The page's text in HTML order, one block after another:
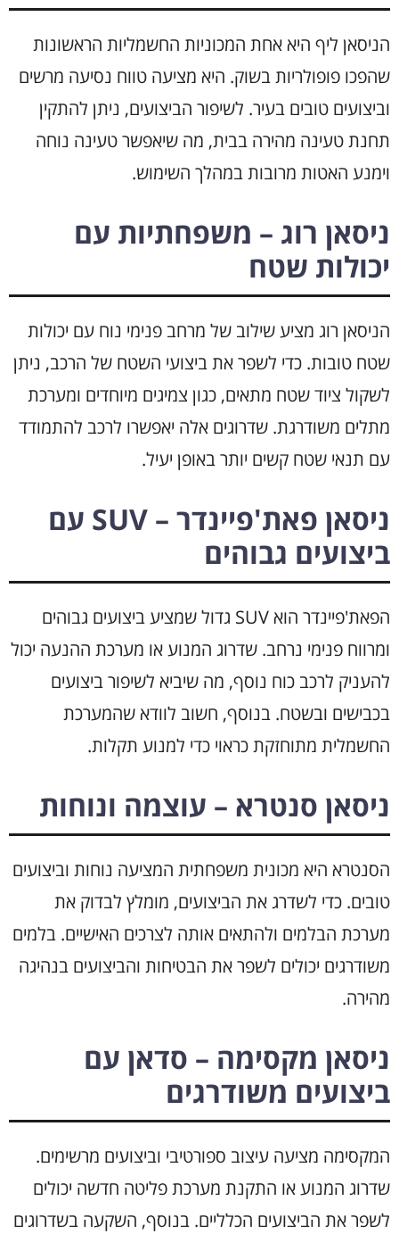
הניסאן ליף היא אחת המכוניות החשמליות הראשונות
שהפכו פופולריות בשוק. היא מציעה טווח נסיעה מרשים
וביצועים טובים בעיר. לשיפור הביצועים, ניתן להתקין
תחנת טעינה מהירה בבית, מה שיאפשר טעינה נוחה
וימנע האטות מרובות במהלך השימוש.
ניסאן רוג – משפחתיות עם
יכולות שטח
הניסאן רוג מציע שילוב של מרחב פנימי נוח עם יכולות
שטח טובות. כדי לשפר את ביצועי השטח של הרכב, ניתן
לשקול ציוד שטח מתאים, כגון צמיגים מיוחדים ומערכת
מתלים משודרגת. שדרוגים אלה יאפשרו לרכב להתמודד
עם תנאי שטח קשים יותר באופן יעיל.
ניסאן פאת'פיינדר – SUV עם
ביצועים גבוהים
הפאת'פיינדר הוא SUV גדול שמציע ביצועים גבוהים
ומרווח פנימי נרחב. שדרוג המנוע או מערכת ההנעה יכול
להעניק לרכב כוח נוסף, מה שיביא לשיפור ביצועים
בכבישים ובשטח. בנוסף, חשוב לוודא שהמערכת
החשמלית מתוחזקת כראוי כדי למנוע תקלות.
ניסאן סנטרא – עוצמה ונוחות
הסנטרא היא מכונית משפחתית המציעה נוחות וביצועים
טובים. כדי לשדרג את הביצועים, מומלץ לבדוק את
מערכת הבלמים ולהתאים אותה לצרכים האישיים. בלמים
משודרגים יכולים לשפר את הבטיחות והביצועים בנהיגה
מהירה.
ניסאן מקסימה – סדאן עם
ביצועים משודרגים
המקסימה מציעה עיצוב ספורטיבי וביצועים מרשימים.
שדרוג המנוע או התקנת מערכת פליטה חדשה יכולים
לשפר את הביצועים הכלליים. בנוסף, השקעה בשדרוגים